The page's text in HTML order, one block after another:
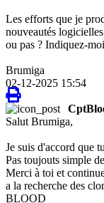
Les efforts que je
nouveautés
ou pas ? Indiquez-
Brumiga
02-12-2025 15:54
Salut Brumiga,
Je suis d'accord que
Pas toujouts simple
Merci à toi et
a la recherche des
BLOOD